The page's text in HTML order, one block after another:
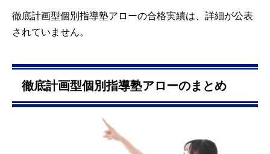
徹底計画型個別指導塾アローの合格実績は、詳細が公表
されていません。
徹底計画型個別指導塾アローのまとめ